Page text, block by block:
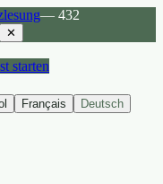
— 432
✕
starten
Français
Deutsch